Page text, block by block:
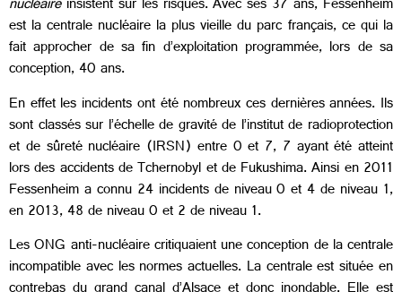
nucléaireinsistent sur les risques. Avec ses 37 ans, Fessenheim
est la centrale nucléaire la plus vieille du parc français, ce qui la
fait approcher de sa fin d’exploitation programmée, lors de sa
conception, 40 ans.
En effet les incidents ont été nombreux ces dernières années. Ils
sont classés sur l’échelle de gravité de l’institut de radioprotection
et de sûreté nucléaire (IRSN) entre 0 et 7, 7 ayant été atteint
lors des accidents de Tchernobyl et de Fukushima. Ainsi en 2011
Fessenheim a connu 24 incidents de niveau 0 et 4 de niveau 1,
en 2013, 48 de niveau 0 et 2 de niveau 1.
Les ONG anti-nucléaire critiquaient une conception de la centrale
incompatible avec les normes actuelles. La centrale est située en